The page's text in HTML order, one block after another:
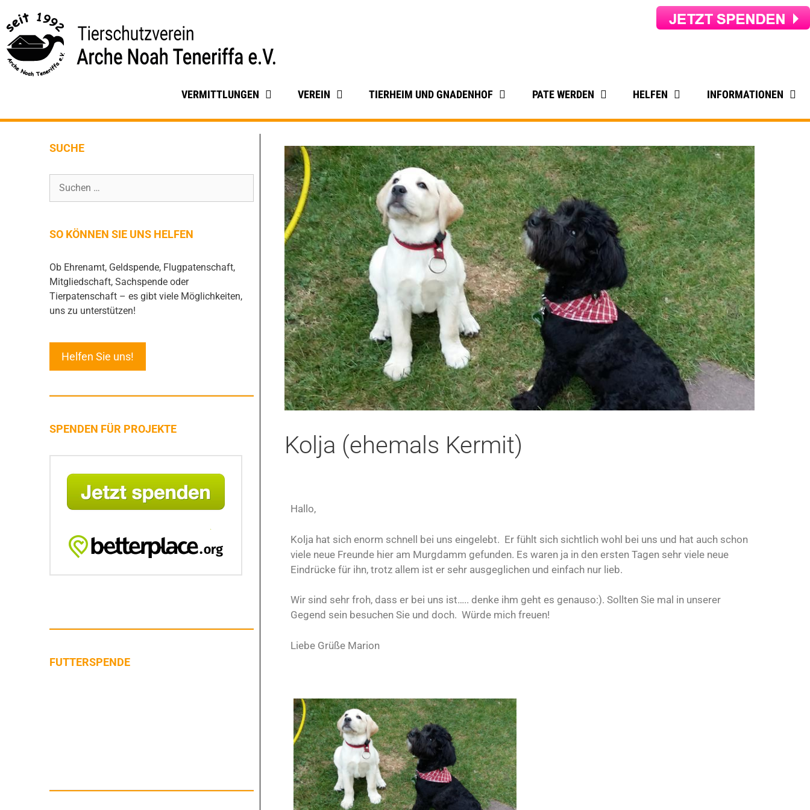
VERMITTLUNGEN VEREIN TIERHEIM UND GNADENHOF PATE WERDEN HELFEN INFORMATIONEN
Kolja (ehemals Kermit)
Hallo,
Kolja hat sich enorm schnell bei uns eingelebt. Er fühlt sich sichtlich wohl bei uns und hat auch schon
viele neue Freunde hier am Murgdamm gefunden. Es waren ja in den ersten Tagen sehr viele neue
Eindrücke für ihn, trotz allem ist er sehr ausgeglichen und einfach nur lieb.
Wir sind sehr froh, dass er bei uns ist….. denke ihm geht es genauso:). Sollten Sie mal in unserer
Gegend sein besuchen Sie und doch. Würde mich freuen!
Liebe Grüße Marion
SUCHE
SO KÖNNEN SIE UNS HELFEN
Ob Ehrenamt, Geldspende, Flugpatenschaft,
Mitgliedschaft, Sachspende oder
Tierpatenschaft – es gibt viele Möglichkeiten,
uns zu unterstützen!
Helfen Sie uns!
SPENDEN FÜR PROJEKTE
FUTTERSPENDE